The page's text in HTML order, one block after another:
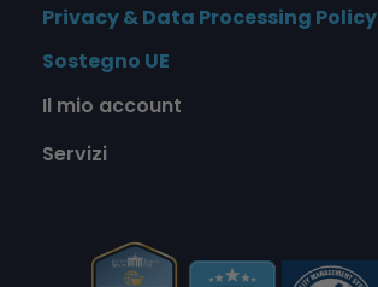
Privacy & Data Processing Policy
Sostegno UE
Il mio account
Servizi